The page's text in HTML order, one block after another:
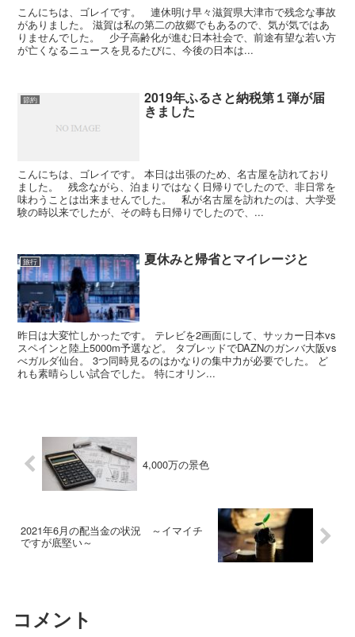
こんにちは、ゴレイです。 連休明け早々滋賀県大津市で残念な事故
がありました。 滋賀は私の第二の故郷でもあるので、気が気ではあ
りませんでした。 少子高齢化が進む日本社会で、前途有望な若い方
が亡くなるニュースを見るたびに、今後の日本は...
節約 2019年ふるさと納税第１弾が届
きました
こんにちは、ゴレイです。 本日は出張のため、名古屋を訪れており
ました。 残念ながら、泊まりではなく日帰りでしたので、非日常を
味わうことは出来ませんでした。 私が名古屋を訪れたのは、大学受
験の時以来でしたが、その時も日帰りでしたので、...
旅行 夏休みと帰省とマイレージと
昨日は大変忙しかったです。 テレビを2画面にして、サッカー日本vs
スペインと陸上5000m予選など。 タブレッドでDAZNのガンバ大阪vs
べガルダ仙台。 3つ同時見るのはかなりの集中力が必要でした。 ど
れも素晴らしい試合でした。 特にオリン...
4,000万の景色
2021年6月の配当金の状況 ～イマイチ
ですが底堅い～
コメント